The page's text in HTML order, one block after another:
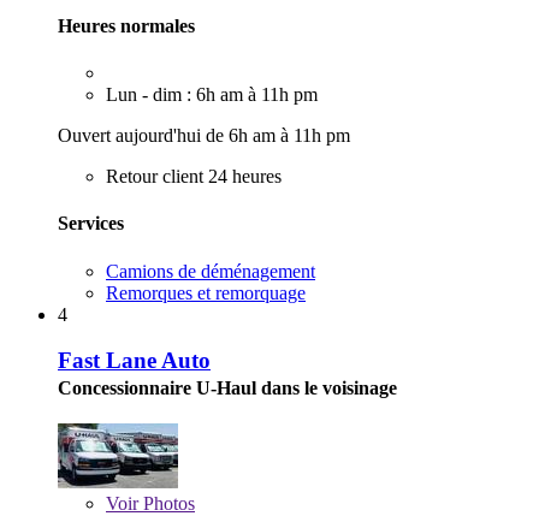
Heures normales
Lun - dim : 6h am à 11h pm
Ouvert aujourd'hui de 6h am à 11h pm
Retour client 24 heures
Services
Camions de déménagement
Remorques et remorquage
4
Fast Lane Auto
Concessionnaire U-Haul dans le voisinage
VoirPhotos